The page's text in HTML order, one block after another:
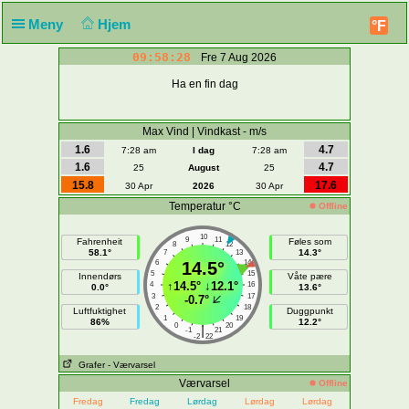
Meny Hjem °F
09:58:28 Fre 7 Aug 2026
Ha en fin dag
Max Vind | Vindkast - m/s
1.6
7:28 am I dag 7:28 am
4.7
1.6
25 August 25
4.7
15.8
30 Apr 2026 30 Apr
17.6
Temperatur °C
Offline
Fahrenheit
58.1°
Innendørs
0.0°
Luftfuktighet
86%
10
9 11
8
12
7
13
6
14
5
15
4
16
3
17
2
18
1
19
0
20
-1 21
|
-2 22
14.5°
↑14.5° ↓12.1°
-0.7°
Føles som
14.3°
Våte pære
13.6°
Duggpunkt
12.2°
Grafer - Værvarsel
Værvarsel
Offline
Fredag
Fredag
Lørdag
Lørdag
Lørdag